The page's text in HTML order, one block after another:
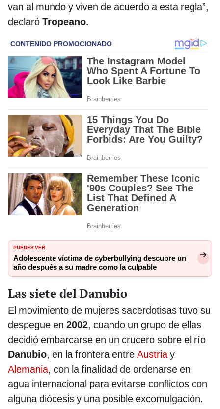
van al mundo y viven de acuerdo a esta regla”,
declaró Tropeano.
PUEDES VER:
Adolescente víctima de cyberbullying descubre un
año después a su madre como la culpable
Las siete del Danubio
El movimiento de mujeres sacerdotisas tuvo su
despegue en 2002, cuando un grupo de ellas
decidió embarcarse en un crucero sobre el río
Danubio, en la frontera entre Austriay
Alemania, con la finalidad de ordenarse en
agua internacional para evitarse conflictos con
alguna diócesis y una posible excomulgación.